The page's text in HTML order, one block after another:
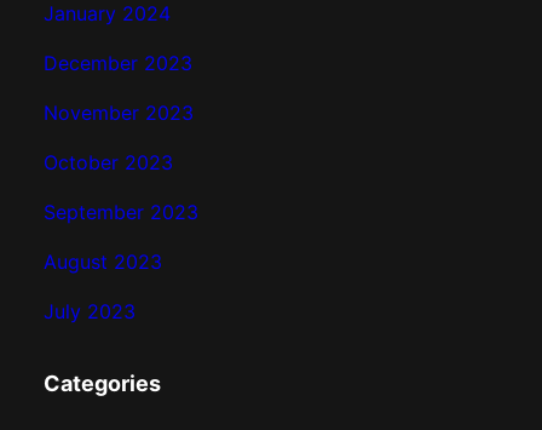
January 2024
December 2023
November 2023
October 2023
September 2023
August 2023
July 2023
Categories